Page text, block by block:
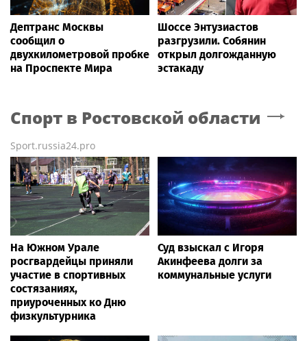
Дептранс Москвы
сообщил о
двухкилометровой пробке
на Проспекте Мира
Шоссе Энтузиастов
разгрузили. Собянин
открыл долгожданную
эстакаду
Спорт в Ростовской области
Sport.russia24.pro
На Южном Урале
росгвардейцы приняли
участие в спортивных
состязаниях,
приуроченных ко Дню
физкультурника
Суд взыскал с Игоря
Акинфеева долги за
коммунальные услуги